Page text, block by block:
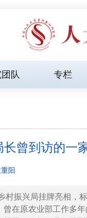
队 专栏
曾到访的一
阳
村振兴局挂牌亮相，
在原农业部工作多